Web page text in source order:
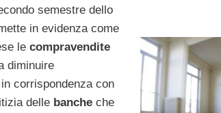
semestre dello
in evidenza come
le compravendite
diminuire
corrispondenza con
delle bancheche